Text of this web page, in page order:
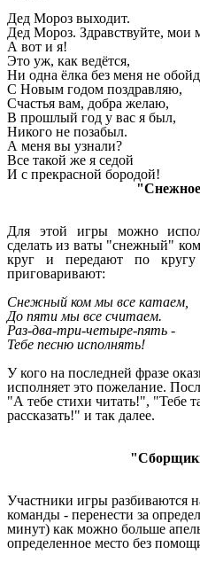
Дед Мороз выходит.
Дед Мороз. Здравствуйте, мои
А вот и я!
Это уж, как ведётся,
Ни одна ёлка без меня не
С Новым годом поздравляю,
Счастья вам, добра желаю,
В прошлый год у вас я был,
Никого не позабыл.
А меня вы узнали?
Все такой же я седой
И с прекрасной бородой!
"Снежное
Для этой игры можно
сделать из ваты "снежный"
круг и передают по
приговаривают:
Снежный ком мы все катаем,
До пяти мы все считаем.
Раз-два-три-четыре-пять -
Тебе песню исполнять!
У кого на последней фразе
исполняет это пожелание.
"А тебе стихи читать!", "Тебе
рассказать!" и так далее.
Участники игры разбиваются
команды - перенести за
минут) как можно больше
определенное место без